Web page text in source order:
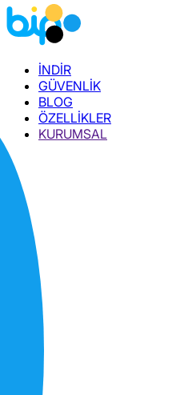
İNDİR
GÜVENLİK
BLOG
ÖZELLİKLER
KURUMSAL